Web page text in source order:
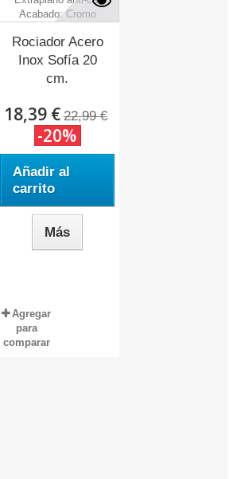
Rociador Acero
Inox Sofía 20
cm.
18,39 € 22,99 €
-20%
Añadir al
carrito
Más
Agregar
para
comparar